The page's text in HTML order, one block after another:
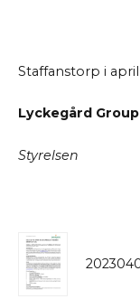
Staffanstorp i april
Lyckegård
Styrelsen